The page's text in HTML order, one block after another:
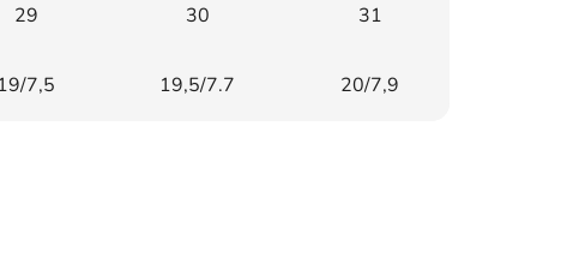
29 30 31
19/7,5 19,5/7.7 20/7,9